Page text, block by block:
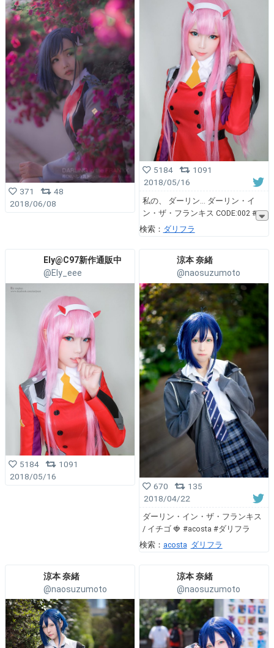
371
48
2018/06/08
5184
1091
2018/05/16
私の、 ダーリン... ダーリン・イ
ン・ザ・フランキス CODE:002 #
検索： ダリフラ
Ely@C97新作通販中
@Ely_eee
5184
1091
2018/05/16
涼本 奈緒
@naosuzumoto
670
135
2018/04/22
ダーリン・イン・ザ・フランキス
/ イチゴ 🍓 #acosta #ダリフラ
検索： acosta ダリフラ
涼本 奈緒
@naosuzumoto
涼本 奈緒
@naosuzumoto